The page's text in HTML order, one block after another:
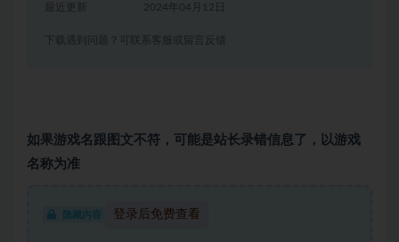
2024年04月12日
下载遇到问题？可联系客服或留言反馈
如果游戏名跟图文不符，可能是站长录错信息了，以游戏
名称为准
隐藏内容 登录后免费查看